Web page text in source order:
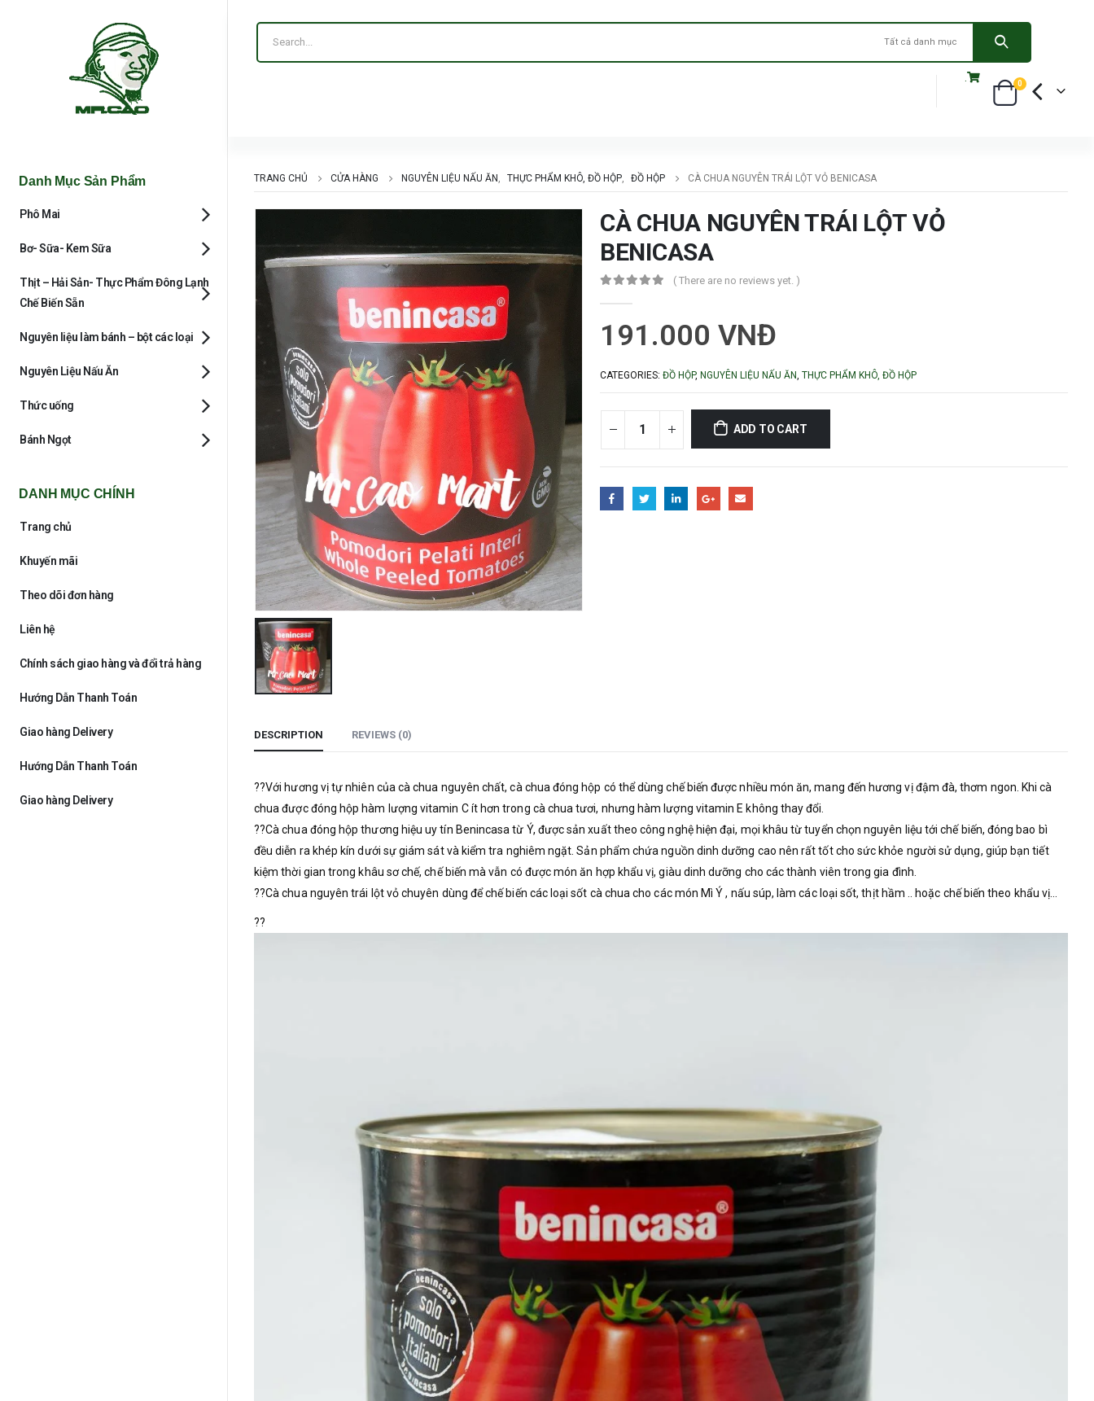
Tất cả danh mục
0
TRANG CHỦ CỬA HÀNG NGUYÊN LIỆU NẤU ĂN , THỰC PHẨM KHÔ, ĐỒ HỘP, ĐỒ HỘP CÀ CHUA NGUYÊN TRÁI LỘT VỎ BENICASA
CÀ CHUA NGUYÊN TRÁI LỘT VỎ
BENICASA
( There are no reviews yet. )
191.000 VNĐ
CATEGORIES: ĐỒ HỘP, NGUYÊN LIỆU NẤU ĂN, THỰC PHẨM KHÔ, ĐỒ HỘP
ADD TO CART
DESCRIPTION REVIEWS (0)
??Với hương vị tự nhiên của cà chua nguyên chất, cà chua đóng hộp có thể dùng chế biến được nhiều món ăn, mang đến hương vị đậm đà, thơm ngon. Khi cà
chua được đóng hộp hàm lượng vitamin C ít hơn trong cà chua tươi, nhưng hàm lượng vitamin E không thay đổi.
??Cà chua đóng hộp thương hiệu uy tín Benincasa từ Ý, được sản xuất theo công nghệ hiện đại, mọi khâu từ tuyển chọn nguyên liệu tới chế biến, đóng bao bì
đều diễn ra khép kín dưới sự giám sát và kiểm tra nghiêm ngặt. Sản phẩm chứa nguồn dinh dưỡng cao nên rất tốt cho sức khỏe người sử dụng, giúp bạn tiết
kiệm thời gian trong khâu sơ chế, chế biến mà vẫn có được món ăn hợp khẩu vị, giàu dinh dưỡng cho các thành viên trong gia đình.
??Cà chua nguyên trái lột vỏ chuyên dùng để chế biến các loại sốt cà chua cho các món Mì Ý , nấu súp, làm các loại sốt, thịt hầm .. hoặc chế biến theo khẩu vị…
??
Danh Mục Sản Phẩm
Phô Mai
Bơ- Sữa- Kem Sữa
Thịt – Hải Sản- Thực Phẩm Đông Lạnh
Chế Biến Sẵn
Nguyên liệu làm bánh – bột các loại
Nguyên Liệu Nấu Ăn
Thức uống
Bánh Ngọt
DANH MỤC CHÍNH
Trang chủ
Khuyến mãi
Theo dõi đơn hàng
Liên hệ
Chính sách giao hàng và đổi trả hàng
Hướng Dẫn Thanh Toán
Giao hàng Delivery
Hướng Dẫn Thanh Toán
Giao hàng Delivery